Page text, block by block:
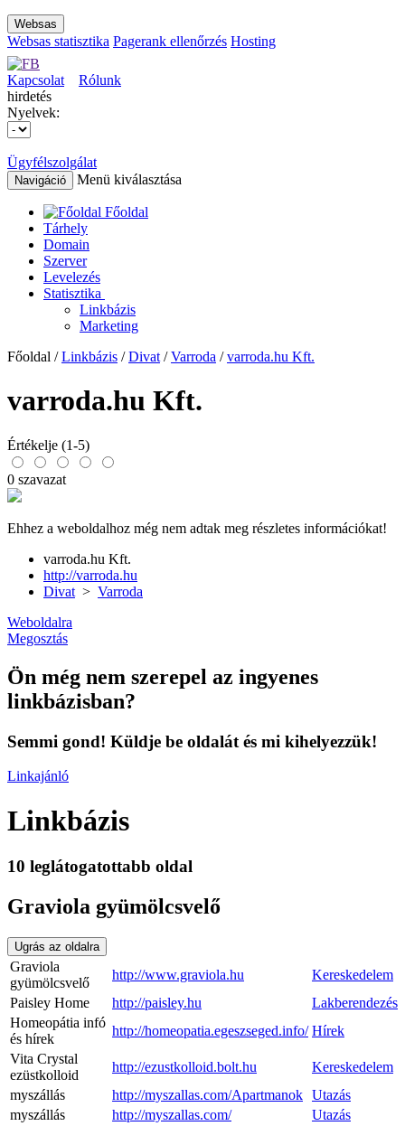
Websas
Websas statisztika Pagerank ellenőrzés Hosting
Kapcsolat
Rólunk
hirdetés
Nyelvek:
Ügyfélszolgálat
Navigáció Menü kiválasztása
Főoldal
Tárhely
Domain
Szerver
Levelezés
Statisztika
Linkbázis
Marketing
Főoldal /Linkbázis /Divat /Varroda /varroda.hu Kft.
varroda.hu Kft.
Értékelje (1-5)
0 szavazat
Ehhez a weboldalhoz még nem adtak meg részletes információkat!
varroda.hu Kft.
http://varroda.hu
Divat > Varroda
Weboldalra
Megosztás
Ön még nem szerepel az ingyenes
linkbázisban?
Semmi gond! Küldje be oldalát és mi kihelyezzük!
Linkajánló
Linkbázis
10 leglátogatottabb oldal
Graviola gyümölcsvelő
Ugrás az oldalra
Graviola
gyümölcsvelő
http://www.graviola.hu
Kereskedelem
Paisley Home
http://paisley.hu
Lakberendezés
Homeopátia infó
és hírek
http://homeopatia.egeszseged.info/ Hírek
Vita Crystal
ezüstkolloid
http://ezustkolloid.bolt.hu
Kereskedelem
myszállás
http://myszallas.com/Apartmanok Utazás
myszállás
http://myszallas.com/
Utazás